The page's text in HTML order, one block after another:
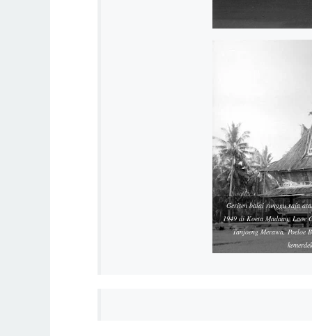
Geriten balai runggu raja
1949 di Koeta Madaan, Laoe
Tanjoeng Merawa, Poeloe